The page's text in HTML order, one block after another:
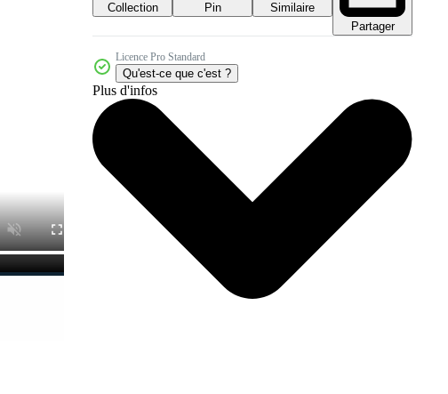
Collection Pin
Similaire
Partager
Licence Pro Standard
Qu'est-ce que c'est ?
Plus d'infos